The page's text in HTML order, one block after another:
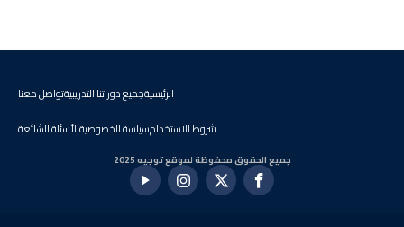
الرئيسيةجميع دوراتنا التدريبيةتواصل معنا
جميع الحقوق محفوظة لموقع توجيه 2025
شروط الاستخدامسياسة الخصوصيةالأسئلة الشائعة